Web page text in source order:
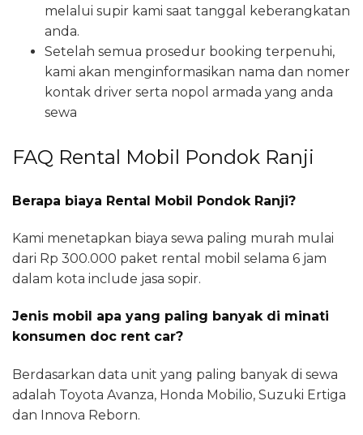
melalui supir kami saat tanggal keberangkatan
anda.
Setelah semua prosedur booking terpenuhi,
kami akan menginformasikan nama dan nomer
kontak driver serta nopol armada yang anda
sewa
FAQ Rental Mobil Pondok Ranji
Berapa biaya Rental Mobil Pondok Ranji?
Kami menetapkan biaya sewa paling murah mulai
dari Rp 300.000 paket rental mobil selama 6 jam
dalam kota include jasa sopir.
Jenis mobil apa yang paling banyak di minati
konsumen doc rent car?
Berdasarkan data unit yang paling banyak di sewa
adalah Toyota Avanza, Honda Mobilio, Suzuki Ertiga
dan Innova Reborn.